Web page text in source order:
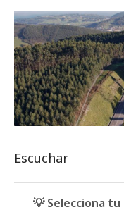
Escuchar
💡 Selecciona